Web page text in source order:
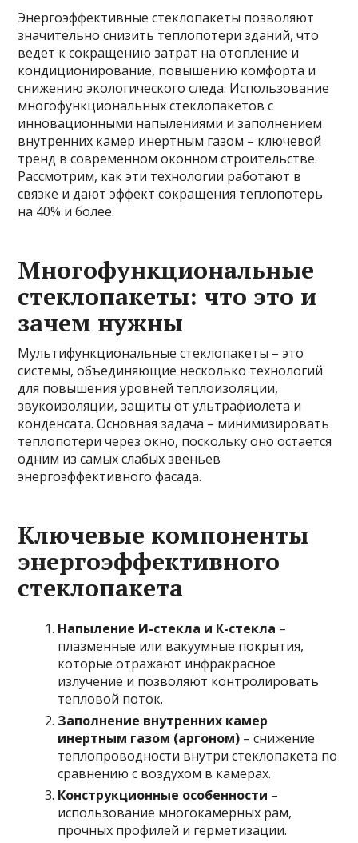
Энергоэффективные стеклопакеты позволяют
значительно снизить теплопотери зданий, что
ведет к сокращению затрат на отопление и
кондиционирование, повышению комфорта и
снижению экологического следа. Использование
многофункциональных стеклопакетов с
инновационными напылениями и заполнением
внутренних камер инертным газом – ключевой
тренд в современном оконном строительстве.
Рассмотрим, как эти технологии работают в
связке и дают эффект сокращения теплопотерь
на 40% и более.
Многофункциональные
стеклопакеты: что это и
зачем нужны
Мультифункциональные стеклопакеты – это
системы, объединяющие несколько технологий
для повышения уровней теплоизоляции,
звукоизоляции, защиты от ультрафиолета и
конденсата. Основная задача – минимизировать
теплопотери через окно, поскольку оно остается
одним из самых слабых звеньев
энергоэффективного фасада.
Ключевые компоненты
энергоэффективного
стеклопакета
Напыление И-стекла и К-стекла –
плазменные или вакуумные покрытия,
которые отражают инфракрасное
излучение и позволяют контролировать
тепловой поток.
Заполнение внутренних камер
инертным газом (аргоном) – снижение
теплопроводности внутри стеклопакета по
сравнению с воздухом в камерах.
Конструкционные особенности –
использование многокамерных рам,
прочных профилей и герметизации.